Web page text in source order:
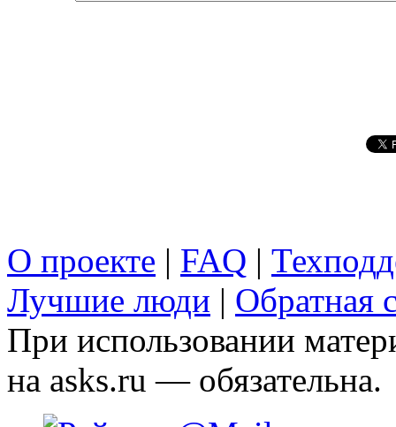
О проекте | FAQ |
Лучшие люди | Обратная
При использовании
на asks.ru — обязательна.